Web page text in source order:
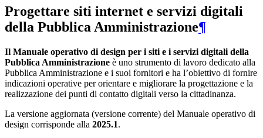
Progettare siti internet e servizi digitali
della Pubblica Amministrazione¶
Il Manuale operativo di design per i siti e i servizi digitali della
Pubblica Amministrazione è uno strumento di lavoro dedicato alla
Pubblica Amministrazione e i suoi fornitori e ha l’obiettivo di fornire
indicazioni operative per orientare e migliorare la progettazione e la
realizzazione dei punti di contatto digitali verso la cittadinanza.
La versione aggiornata (versione corrente) del Manuale operativo di
design corrisponde alla 2025.1.